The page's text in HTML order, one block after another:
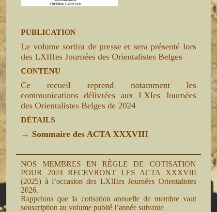
PUBLICATION
Le volume sortira de presse et sera présenté lors
des LXIIIes Journées des Orientalistes Belges
CONTENU
Ce recueil reprend notamment les
communications délivrées aux LXIes Journées
des Orientalistes Belges de 2024
DÉTAILS
→ Sommaire des ACTA XXXVIII
NOS MEMBRES EN RÈGLE DE COTISATION
POUR 2024 RECEVRONT LES ACTA XXXVIII
(2025) à l’occasion des LXIIIes Journées Orientalistes
2026.
Rappelons que la cotisation annuelle de membre vaut
souscription au volume publié l’année suivante